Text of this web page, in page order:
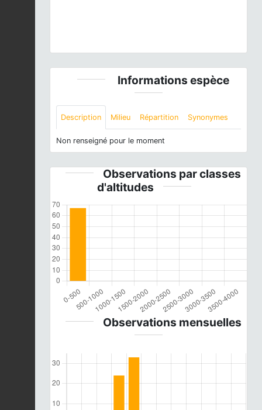
Informations espèce
Description Milieu Répartition Synonymes
Non renseigné pour le moment
Observations par classes
d'altitudes
Observations mensuelles